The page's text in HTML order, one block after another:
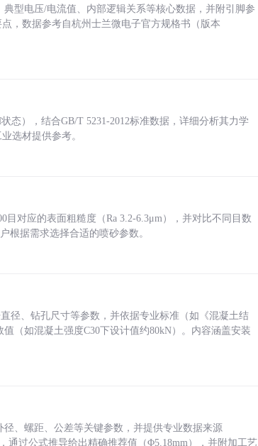
型电压/电流值、内部逻辑关系等核心数据，并附引脚参
，数据参考自杭州士兰微电子官方规格书（版本
态），结合GB/T 5231-2012标准数据，详细分析其力学
选材提供参考。
对应的表面粗糙度（Ra 3.2-6.3μm），并对比不同目数
根据需求选择合适的喷砂参数。
径、钻孔尺寸等参数，并依据专业标准（如《混凝土结
（如混凝土强度C30下设计值约80kN）。内容涵盖安装
、螺距、公差等关键参数，并提供专业数据来源
通过公式推导给出精确推荐值（Φ5.18mm），并附加工艺